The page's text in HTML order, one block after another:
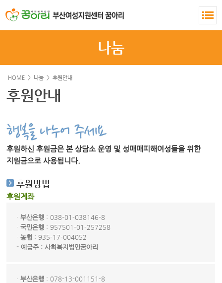
나눔
HOME > 나눔 >후원안내
후원안내
후원하신 후원금은 본 상담소 운영 및 성매매피해여성들을 위한
지원금으로 사용됩니다.
후원방법
후원계좌
·부산은행 : 038-01-038146-8
·국민은행 : 957501-01-257258
·농협 : 935-17-004052
- 예금주 : 사회복지법인꿈아리
·부산은행 : 078-13-001151-8